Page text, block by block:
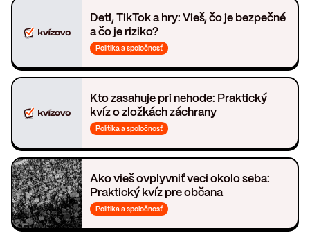
Deti, TikTok a hry: Vieš, čo je bezpečné
a čo je riziko?
Politika a spoločnosť
Kto zasahuje pri nehode: Praktický
kvíz o zložkách záchrany
Politika a spoločnosť
Ako vieš ovplyvniť veci okolo seba:
Praktický kvíz pre občana
Politika a spoločnosť